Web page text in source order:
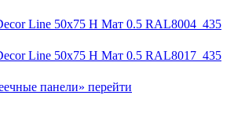
Line 50х75 Н Мат 0.5 RAL8004 435
Line 50х75 Н Мат 0.5 RAL8017 435
панели» перейти